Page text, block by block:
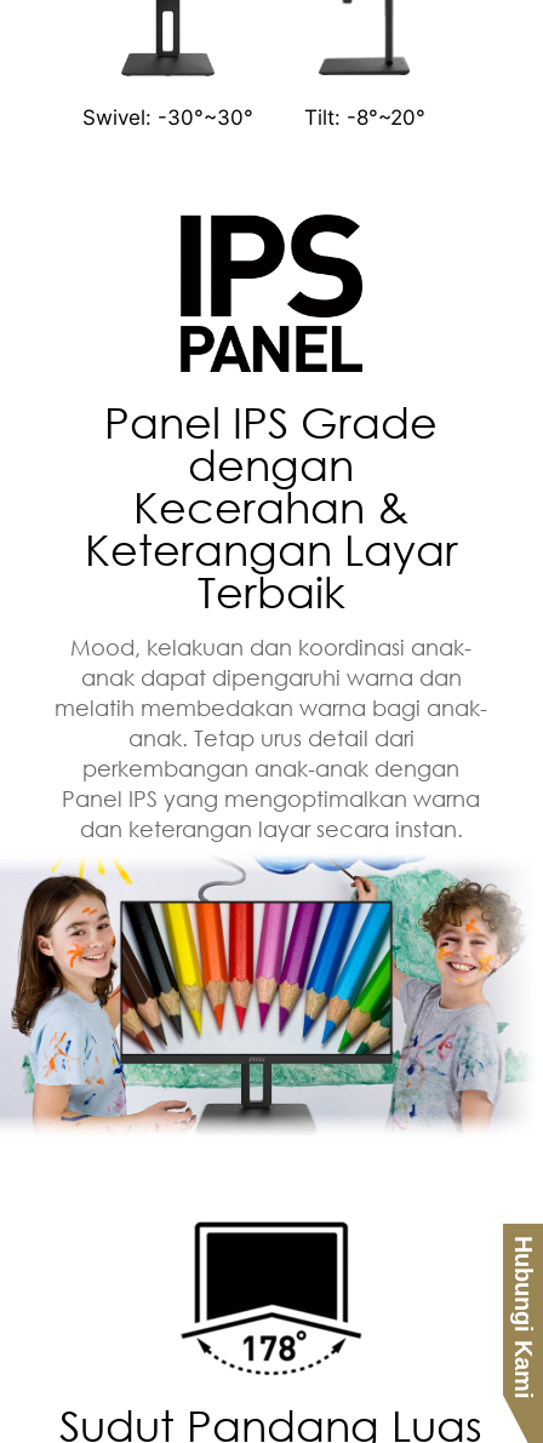
Swivel: -30°~30° Tilt: -8°~20°
Panel IPS Grade
dengan
Kecerahan &
Keterangan Layar
Terbaik
Mood, kelakuan dan koordinasi anak-
anak dapat dipengaruhi warna dan
melatih membedakan warna bagi anak-
anak. Tetap urus detail dari
perkembangan anak-anak dengan
Panel IPS yang mengoptimalkan warna
dan keterangan layar secara instan.
Sudut Pandang Luas
Hubungi Kami